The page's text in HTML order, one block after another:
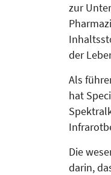
zur
der
Als
hat
Die
darin,